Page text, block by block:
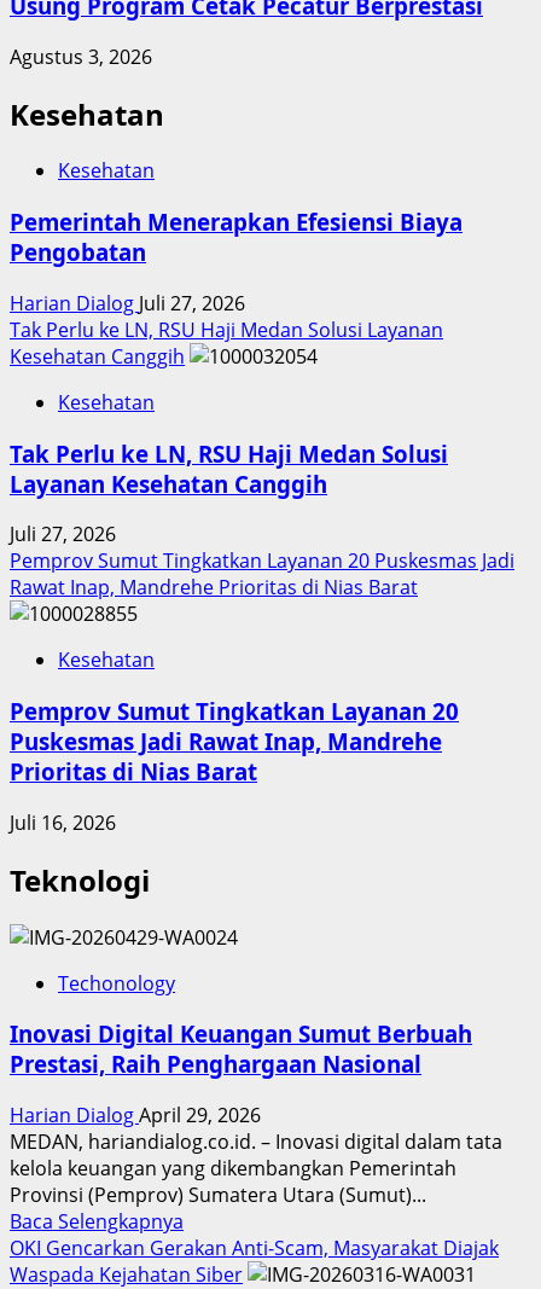
Agustus 3, 2026
Kesehatan
Kesehatan
Pemerintah Menerapkan Efesiensi Biaya
Pengobatan
Harian Dialog Juli 27, 2026
Tak Perlu ke LN, RSU Haji Medan Solusi Layanan
Kesehatan Canggih
Kesehatan
Tak Perlu ke LN, RSU Haji Medan Solusi
Layanan Kesehatan Canggih
Juli 27, 2026
Pemprov Sumut Tingkatkan Layanan 20 Puskesmas Jadi
Rawat Inap, Mandrehe Prioritas di Nias Barat
Kesehatan
Pemprov Sumut Tingkatkan Layanan 20
Puskesmas Jadi Rawat Inap, Mandrehe
Prioritas di Nias Barat
Juli 16, 2026
Teknologi
Techonology
Inovasi Digital Keuangan Sumut Berbuah
Prestasi, Raih Penghargaan Nasional
Harian DialogApril 29, 2026
MEDAN, hariandialog.co.id. – Inovasi digital dalam tata
kelola keuangan yang dikembangkan Pemerintah
Provinsi (Pemprov) Sumatera Utara (Sumut)...
Baca Selengkapnya
more
about
OKI Gencarkan Gerakan Anti-Scam, Masyarakat Diajak
Waspada Kejahatan Siber